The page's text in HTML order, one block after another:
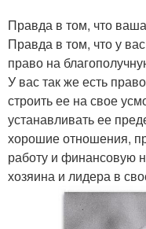
Правда в том, что
Правда в том, что у
право на
У вас так же есть
строить ее на свое
устанавливать ее
хорошие отношения,
работу и финансовую
хозяина и лидера в